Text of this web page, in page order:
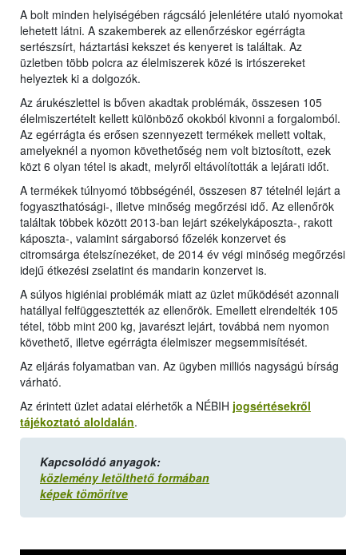
A bolt minden helyiségében rágcsáló jelenlétére utaló nyomokat
lehetett látni. A szakemberek az ellenőrzéskor egérrágta
sertészsírt, háztartási kekszet és kenyeret is találtak. Az
üzletben több polcra az élelmiszerek közé is irtószereket
helyeztek ki a dolgozók.
Az árukészlettel is bőven akadtak problémák, összesen 105
élelmiszertételt kellett különböző okokból kivonni a forgalomból.
Az egérrágta és erősen szennyezett termékek mellett voltak,
amelyeknél a nyomon követhetőség nem volt biztosított, ezek
közt 6 olyan tétel is akadt, melyről eltávolították a lejárati időt.
A termékek túlnyomó többségénél, összesen 87 tételnél lejárt a
fogyaszthatósági-, illetve minőség megőrzési idő. Az ellenőrök
találtak többek között 2013-ban lejárt székelykáposzta-, rakott
káposzta-, valamint sárgaborsó főzelék konzervet és
citromsárga ételszínezéket, de 2014 év végi minőség megőrzési
idejű étkezési zselatint és mandarin konzervet is.
A súlyos higiéniai problémák miatt az üzlet működését azonnali
hatállyal felfüggesztették az ellenőrök. Emellett elrendelték 105
tétel, több mint 200 kg, javarészt lejárt, továbbá nem nyomon
követhető, illetve egérrágta élelmiszer megsemmisítését.
Az eljárás folyamatban van. Az ügyben milliós nagyságú bírság
várható.
Az érintett üzlet adatai elérhetők a NÉBIH jogsértésekről
tájékoztató aloldalán.
Kapcsolódó anyagok:
közlemény letölthető formában
képek tömörítve